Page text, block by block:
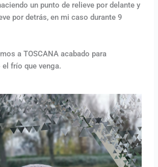
un punto de relieve por delante y
por detrás, en mi caso durante 9
a TOSCANA acabado para
frío que venga.